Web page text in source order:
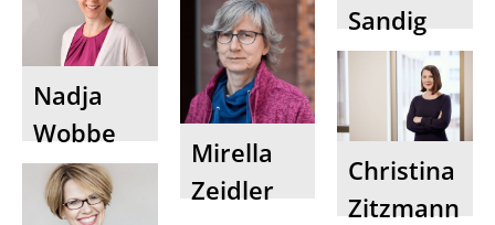
Sandig
Nadja
Wobbe
Mirella
Zeidler
Christina
Zitzmann